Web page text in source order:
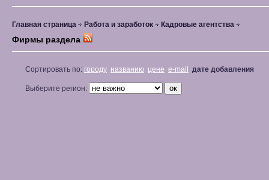
Главная страница Работа и заработок Кадровые агентства
Фирмы раздела
Сортировать по: городу названию цене e-mail дате добавления
Выберите регион: